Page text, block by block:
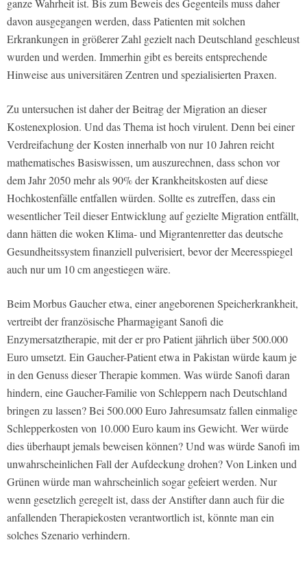
ganze Wahrheit ist. Bis zum Beweis des Gegenteils muss daher
davon ausgegangen werden, dass Patienten mit solchen
Erkrankungen in größerer Zahl gezielt nach Deutschland geschleust
wurden und werden. Immerhin gibt es bereits entsprechende
Hinweise aus universitären Zentren und spezialisierten Praxen.
Zu untersuchen ist daher der Beitrag der Migration an dieser
Kostenexplosion. Und das Thema ist hoch virulent. Denn bei einer
Verdreifachung der Kosten innerhalb von nur 10 Jahren reicht
mathematisches Basiswissen, um auszurechnen, dass schon vor
dem Jahr 2050 mehr als 90% der Krankheitskosten auf diese
Hochkostenfälle entfallen würden. Sollte es zutreffen, dass ein
wesentlicher Teil dieser Entwicklung auf gezielte Migration entfällt,
dann hätten die woken Klima- und Migrantenretter das deutsche
Gesundheitssystem finanziell pulverisiert, bevor der Meeresspiegel
auch nur um 10 cm angestiegen wäre.
Beim Morbus Gaucher etwa, einer angeborenen Speicherkrankheit,
vertreibt der französische Pharmagigant Sanofi die
Enzymersatztherapie, mit der er pro Patient jährlich über 500.000
Euro umsetzt. Ein Gaucher-Patient etwa in Pakistan würde kaum je
in den Genuss dieser Therapie kommen. Was würde Sanofi daran
hindern, eine Gaucher-Familie von Schleppern nach Deutschland
bringen zu lassen? Bei 500.000 Euro Jahresumsatz fallen einmalige
Schlepperkosten von 10.000 Euro kaum ins Gewicht. Wer würde
dies überhaupt jemals beweisen können? Und was würde Sanofi im
unwahrscheinlichen Fall der Aufdeckung drohen? Von Linken und
Grünen würde man wahrscheinlich sogar gefeiert werden. Nur
wenn gesetzlich geregelt ist, dass der Anstifter dann auch für die
anfallenden Therapiekosten verantwortlich ist, könnte man ein
solches Szenario verhindern.